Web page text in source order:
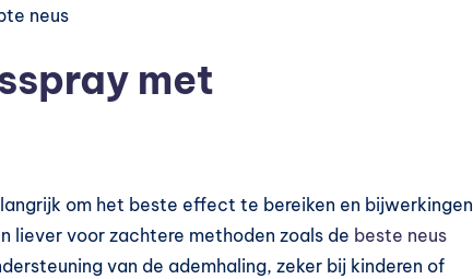
neus
met
om het beste effect te bereiken en bijwerkingen
liever voor zachtere methoden zoals de beste neus
van de ademhaling, zeker bij kinderen of